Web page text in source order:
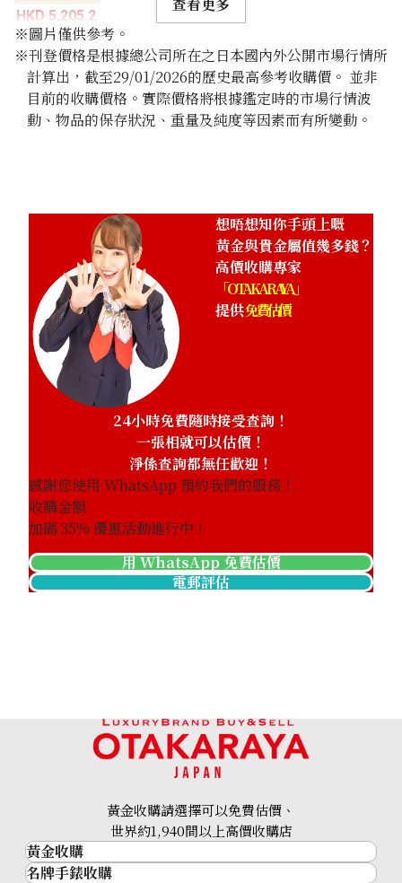
HKD 5,205.2
查看更多
※圖片僅供參考。
※刊登價格是根據總公司所在之日本國內外公開市場行情所
計算出，截至29/01/2026的歷史最高參考收購價。 並非
目前的收購價格。實際價格將根據鑑定時的市場行情波
動、物品的保存狀況、重量及純度等因素而有所變動。
想唔想知你手頭上嘅
黃金與貴金屬值幾多錢？
高價收購專家
「OTAKARAYA」
提供免費估價
24小時免費隨時接受查詢！
一張相就可以估價！
淨係查詢都無任歡迎！
感謝您使用 WhatsApp 預約我們的服務！
收購金額
加碼35% 優惠活動進行中！
用 WhatsApp 免費估價
電郵評估
黃金收購請選擇可以免費估價、
世界約1,940間以上高價收購店
黃金收購
黃金･金條
名牌手錶收購